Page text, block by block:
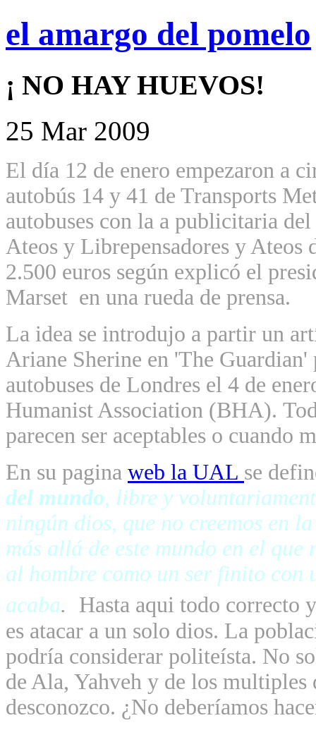
el amargo del pomelo
¡ NO HAY HUEVOS!
25 Mar 2009
El día 12 de enero empezaron a
autobús 14 y 41 de Transports
autobuses con la a publicitaria
Ateos y Librepensadores y
2.500 euros según explicó el
Marset en una rueda de prensa.
La idea se introdujo a partir un
Ariane Sherine en 'The
autobuses de Londres el 4 de
Humanist Association (BHA).
parecen ser aceptables o cuando
En su pagina web la UAL se
del mundo, libre y
ningún dios, que no creemos en
más allá de este mundo en el
al hombre como un ser finito
acaba.
Hasta aqui todo correcto
es atacar a un solo dios. La
podría considerar politeísta. No
de Ala, Yahveh y de los multiples
desconozco. ¿No deberíamos